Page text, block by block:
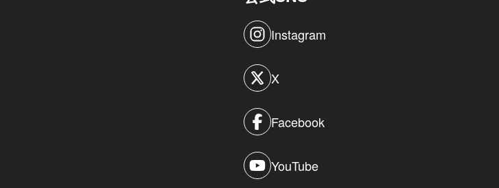
Instagram
X
Facebook
YouTube